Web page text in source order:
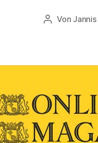
Beitragsautor
Von